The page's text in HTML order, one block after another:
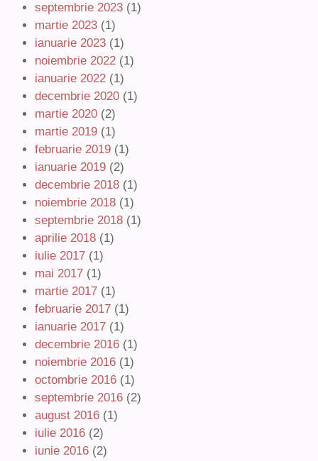
septembrie 2023 (1)
martie 2023 (1)
ianuarie 2023 (1)
noiembrie 2022 (1)
ianuarie 2022 (1)
decembrie 2020 (1)
martie 2020 (2)
martie 2019 (1)
februarie 2019 (1)
ianuarie 2019 (2)
decembrie 2018 (1)
noiembrie 2018 (1)
septembrie 2018 (1)
aprilie 2018 (1)
iulie 2017 (1)
mai 2017 (1)
martie 2017 (1)
februarie 2017 (1)
ianuarie 2017 (1)
decembrie 2016 (1)
noiembrie 2016 (1)
octombrie 2016 (1)
septembrie 2016 (2)
august 2016 (1)
iulie 2016 (2)
iunie 2016 (2)